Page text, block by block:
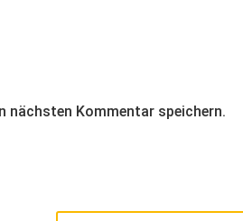
nächsten Kommentar speichern.